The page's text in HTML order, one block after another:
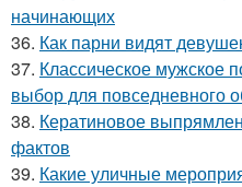
начинающих
36. Как парни видят
37. Классическое мужское
выбор для повседневного
38. Кератиновое
фактов
39. Какие уличные